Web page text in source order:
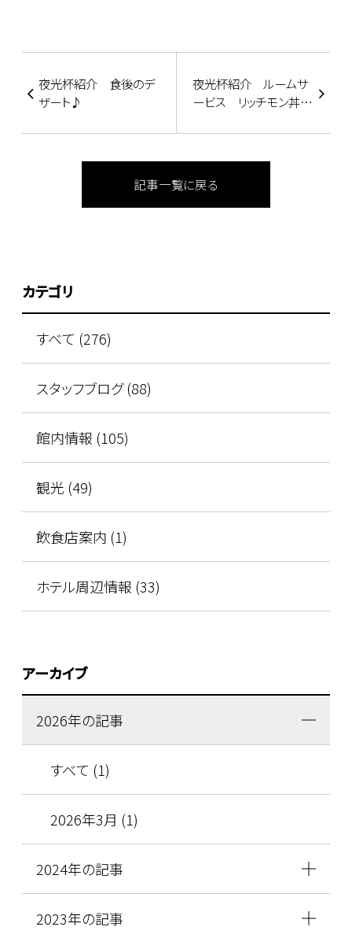
夜光杯紹介 食後のデ
ザート♪
夜光杯紹介 ルームサ
ービス リッチモン丼
記事一覧に戻る
カテゴリ
すべて (276)
スタッフブログ (88)
館内情報 (105)
観光 (49)
飲食店案内 (1)
ホテル周辺情報 (33)
アーカイブ
2026年の記事
すべて (1)
2026年3月 (1)
2024年の記事
2023年の記事